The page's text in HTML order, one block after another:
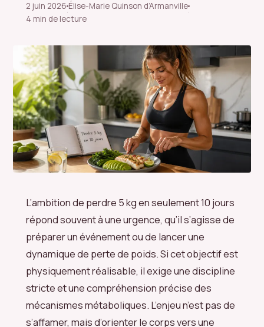
2 juin 2026
·
Élise-Marie Quinson d’Armanville
·
4 min de lecture
L’ambition de perdre 5 kg en seulement 10 jours
répond souvent à une urgence, qu’il s’agisse de
préparer un événement ou de lancer une
dynamique de perte de poids. Si cet objectif est
physiquement réalisable, il exige une discipline
stricte et une compréhension précise des
mécanismes métaboliques. L’enjeu n’est pas de
s’affamer, mais d’orienter le corps vers une